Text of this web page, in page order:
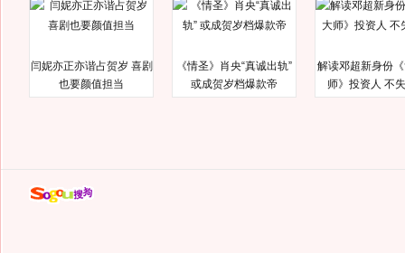
闫妮亦正亦谐占贺岁 喜剧
也要颜值担当
《情圣》肖央“真诚出轨”
或成贺岁档爆款帝
解读邓超新身份
师》投资人 不